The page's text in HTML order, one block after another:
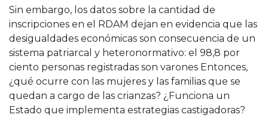
Sin embargo, los datos sobre la cantidad de
inscripciones en el RDAM dejan en evidencia que las
desigualdades económicas son consecuencia de un
sistema patriarcal y heteronormativo: el 98,8 por
ciento personas registradas son varones Entonces,
¿qué ocurre con las mujeres y las familias que se
quedan a cargo de las crianzas? ¿Funciona un
Estado que implementa estrategias castigadoras?